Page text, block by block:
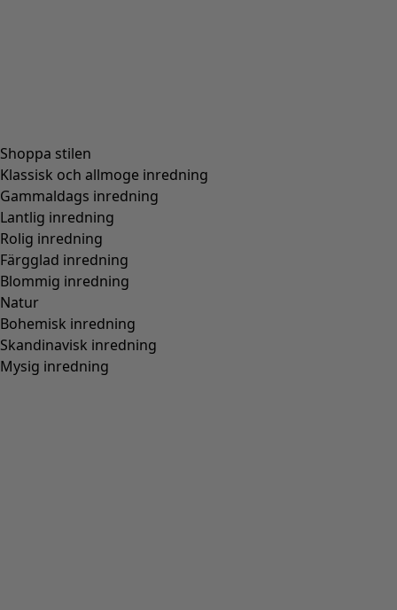
Shoppa stilen
Klassisk och allmoge inredning
Gammaldags inredning
Lantlig inredning
Rolig inredning
Färgglad inredning
Blommig inredning
Natur
Bohemisk inredning
Skandinavisk inredning
Mysig inredning